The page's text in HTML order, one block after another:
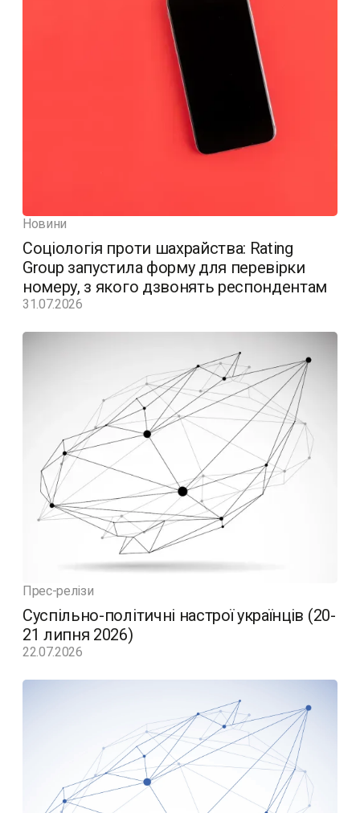
Новини
Соціологія проти шахрайства: Rating
Group запустила форму для перевірки
номеру, з якого дзвонять респондентам
31.07.2026
Прес-релізи
Суспільно-політичні настрої українців (20-
21 липня 2026)
22.07.2026